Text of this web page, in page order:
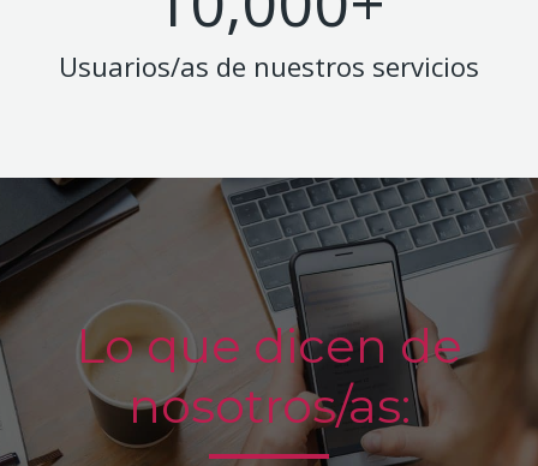
Usuarios/as de nuestros servicios
Lo que dicen de
nosotros/as: